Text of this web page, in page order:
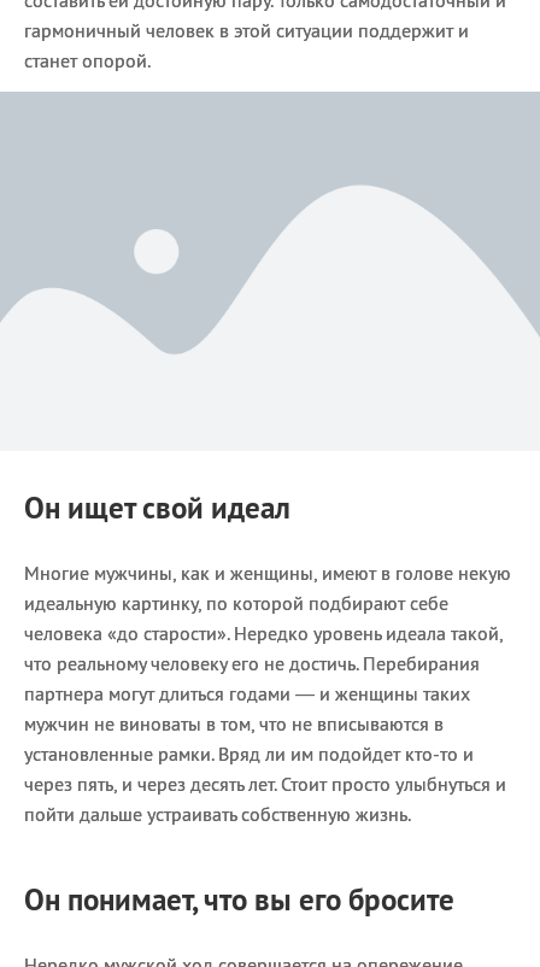
гармоничный человек в этой ситуации поддержит и
станет опорой.
Он ищет свой идеал
Многие мужчины, как и женщины, имеют в голове некую
идеальную картинку, по которой подбирают себе
человека «до старости». Нередко уровень идеала такой,
что реальному человеку его не достичь. Перебирания
партнера могут длиться годами — и женщины таких
мужчин не виноваты в том, что не вписываются в
установленные рамки. Вряд ли им подойдет кто-то и
через пять, и через десять лет. Стоит просто улыбнуться и
пойти дальше устраивать собственную жизнь.
Он понимает, что вы его бросите